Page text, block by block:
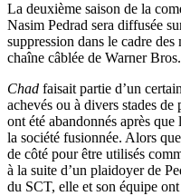
La deuxième saison de la
Nasim Pedrad sera diffusée
suppression dans le cadre
chaîne câblée de Warner
Chad faisait partie d’un
achevés ou à divers stades
ont été abandonnés après
la société fusionnée. Alors
de côté pour être utilisés
à la suite d’un plaidoyer de
du SCT, elle et son équipe